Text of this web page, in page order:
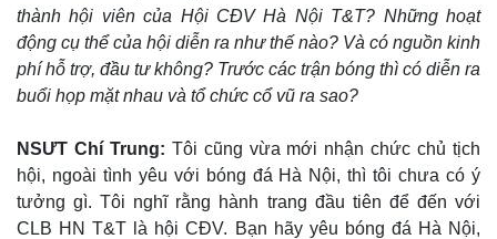
Kinh tế
Khởi nghiệp
Thị trường
Tiêu dùng
Tỷ giá
Chứng khoán
Giá cà phê
thành hội viên của Hội CĐV Hà Nội T&T? Những hoạt
động cụ thể của hội diễn ra như thế nào? Và có nguồn kinh
phí hỗ trợ, đầu tư không? Trước các trận bóng thì có diễn ra
buổi họp mặt nhau và tổ chức cổ vũ ra sao?
NSƯT Chí Trung: Tôi cũng vừa mới nhận chức chủ tịch
hội, ngoài tình yêu với bóng đá Hà Nội, thì tôi chưa có ý
tưởng gì. Tôi nghĩ rằng hành trang đầu tiên để đến với
CLB HN T&T là hội CĐV. Bạn hãy yêu bóng đá Hà Nội,